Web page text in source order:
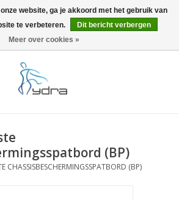
0 Artikelen - €0,00
(BP)
CHASSISBESCHERMINGSSPATBORD (BP)
website, ga je akkoord met het gebruik van
te verbeteren.
Dit bericht verbergen
Meer over cookies »